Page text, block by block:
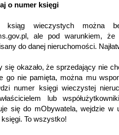
o numer księgi
ksiąg wieczystych można
ale pod warunkiem,
do danej nieruchomości.
się okazało, że sprzedający nie
go nie pamięta, można mu
numer księgi wieczystej
lub
się do mObywatela, wejdzie w
księgi. To wszystko!